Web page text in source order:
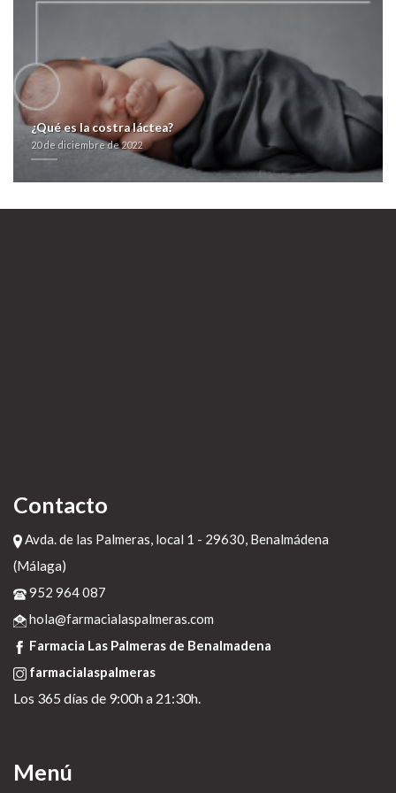
¿Qué es la costra láctea?
20 de diciembre de 2022
Contacto
Avda. de las Palmeras, local 1 - 29630, Benalmádena
(Málaga)
952 964 087
hola@farmacialaspalmeras.com
Farmacia Las Palmeras de Benalmadena
farmacialaspalmeras
Los 365 días de 9:00h a 21:30h.
Menú